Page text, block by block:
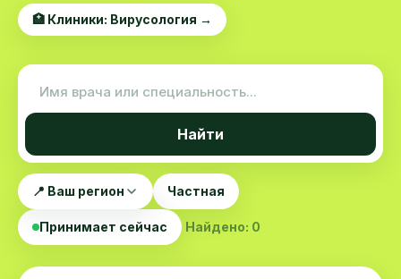
🏥 Клиники: Вирусология →
Найти
📍 Ваш регион Частная
Принимает сейчас Найдено: 0